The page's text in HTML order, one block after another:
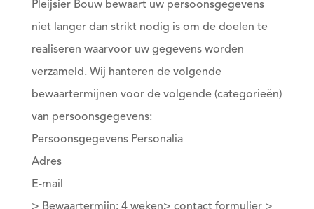
Pleijsier Bouw bewaart uw persoonsgegevens
niet langer dan strikt nodig is om de doelen te
realiseren waarvoor uw gegevens worden
verzameld. Wij hanteren de volgende
bewaartermijnen voor de volgende (categorieën)
van persoonsgegevens:
Persoonsgegevens Personalia
Adres
E-mail